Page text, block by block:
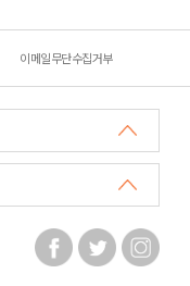
이메일무단수집거부